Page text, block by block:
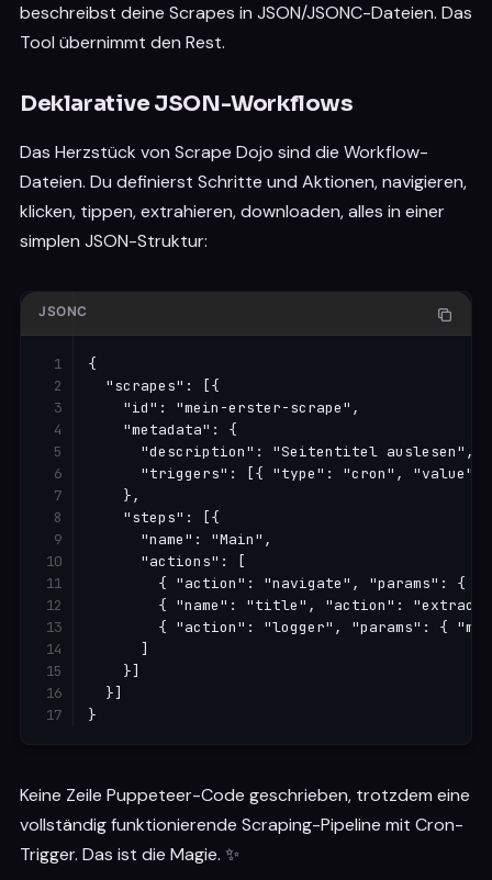
beschreibst deine Scrapes in JSON/JSONC-Dateien. Das
Tool übernimmt den Rest.
Deklarative JSON-Workflows
Das Herzstück von Scrape Dojo sind die Workflow-
Dateien. Du definierst Schritte und Aktionen, navigieren,
klicken, tippen, extrahieren, downloaden, alles in einer
simplen JSON-Struktur:
{
  "scrapes": [{
    "id": "mein-erster-scrape",
    "metadata": {
      "description": "Seitentitel auslesen",
"triggers": [{ "type": "cron", "value":
    },
    "steps": [{
      "name": "Main",
      "actions": [
{ "action": "navigate", "params": {
{ "name": "title", "action":
{ "action": "logger", "params": {
      ]
    }]
  }]
}
JSONC
Keine Zeile Puppeteer-Code geschrieben, trotzdem eine
vollständig funktionierende Scraping-Pipeline mit Cron-
Trigger. Das ist die Magie. ✨